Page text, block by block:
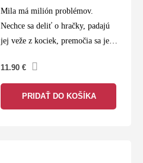
Mila má milión problémov.
Nechce sa deliť o hračky, padajú
jej veže z kociek, premočia sa jej
tesne pred súťažou sa jej rozpadne
aj školský…
11.90€
PRIDAŤ DO KOŠÍKA